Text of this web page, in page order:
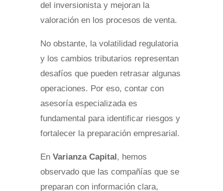
del inversionista y mejoran la
valoración en los procesos de venta.
No obstante, la volatilidad regulatoria
y los cambios tributarios representan
desafíos que pueden retrasar algunas
operaciones. Por eso, contar con
asesoría especializada es
fundamental para identificar riesgos y
fortalecer la preparación empresarial.
En Varianza Capital, hemos
observado que las compañías que se
preparan con información clara,